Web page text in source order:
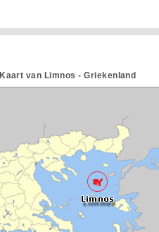
Kaart van Limnos - Griekenland